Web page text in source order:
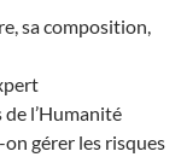
sa composition,
l’Humanité
on gérer les risques